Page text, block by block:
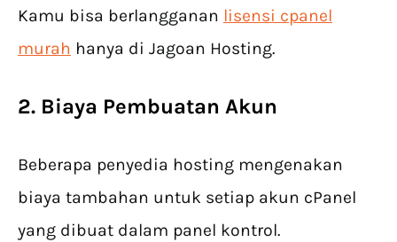
Kamu bisa berlangganan lisensi cpanel
murah hanya di Jagoan Hosting.
2. Biaya Pembuatan Akun
Beberapa penyedia hosting mengenakan
biaya tambahan untuk setiap akun cPanel
yang dibuat dalam panel kontrol.